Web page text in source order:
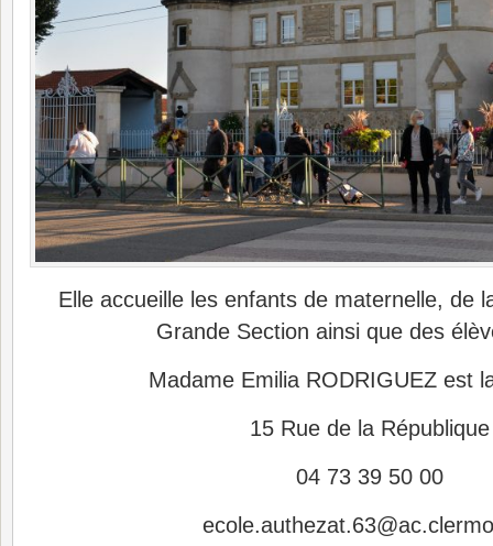
Elle accueille les enfants de maternelle, de
Grande Section ainsi que des
Madame Emilia RODRIGUEZ est
15 Rue de la République
04 73 39 50 00